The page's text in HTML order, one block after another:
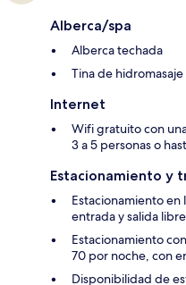
Alberca/spa
Alberca techada
Tina de hidromasaje
Internet
Wifi gratuito con
3 a 5 personas o
Estacionamiento y
Estacionamiento
entrada y salida
Estacionamiento
70 por noche, con
Disponibilidad de